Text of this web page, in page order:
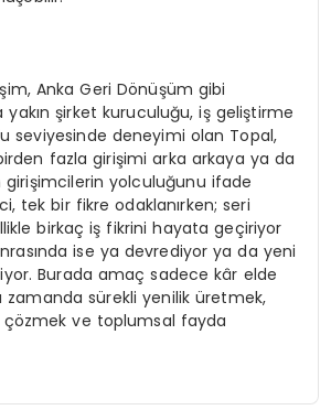
Anka Geri Dönüşüm gibi
yakın şirket kuruculuğu, iş geliştirme
seviyesinde deneyimi olan Topal,
fazla girişimi arka arkaya ya da
girişimcilerin yolculuğunu ifade
tek bir fikre odaklanırken; seri
birkaç iş fikrini hayata geçiriyor
ise ya devrediyor ya da yeni
Burada amaç sadece kâr elde
zamanda sürekli yenilik üretmek,
çözmek ve toplumsal fayda